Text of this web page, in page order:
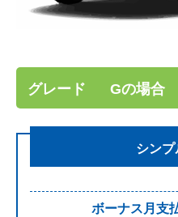
グレード Gの場合
シンプ
ボーナス月支